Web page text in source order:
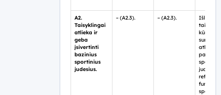
A2.
Taisyklingai
atlieka ir
geba
įsivertinti
bazinius
sportinius
judesius.
– (A2.3). – (A2.3).
Išlaiko
kūno
judesius,
sportinių